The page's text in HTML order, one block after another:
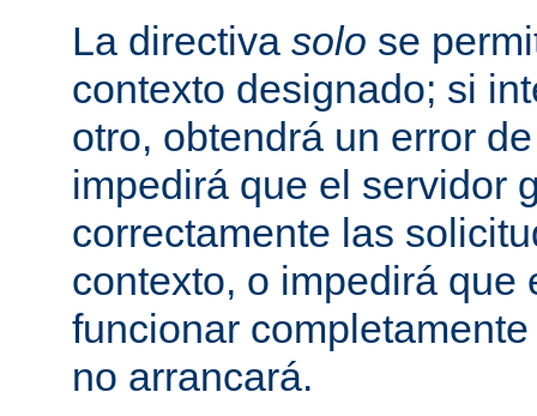
La directiva solo se
contexto designado; si
otro, obtendrá un error
impedirá que el servidor
correctamente las
contexto, o impedirá que
funcionar
no arrancará.